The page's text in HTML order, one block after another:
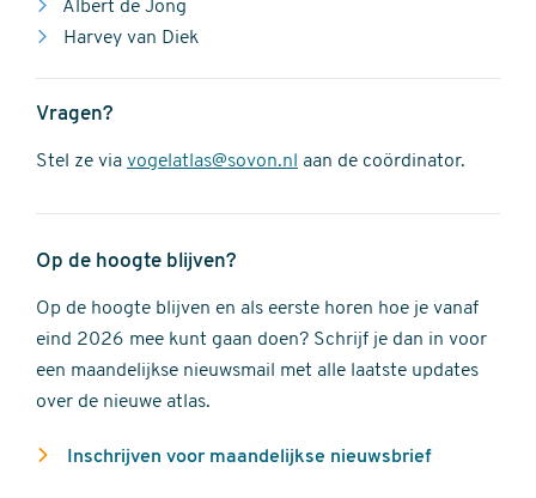
Albert de Jong
Harvey van Diek
Vragen?
Stel ze via vogelatlas@sovon.nl aan de coördinator.
Op de hoogte blijven?
Op de hoogte blijven en als eerste horen hoe je vanaf
eind 2026 mee kunt gaan doen? Schrijf je dan in voor
een maandelijkse nieuwsmail met alle laatste updates
over de nieuwe atlas.
Inschrijven voor maandelijkse nieuwsbrief